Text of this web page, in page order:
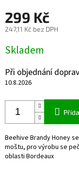
299 Kč
247,11 Kč bez DPH
cena:
Skladem
Při objednání
10.8.2026
Beehive Brandy Honey
moštu, pro výrobu se
oblasti Bordeaux